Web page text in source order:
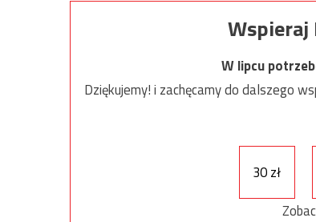
Wspieraj
W lipcu
Dziękujemy! i zachęcamy do dalszego
30 zł